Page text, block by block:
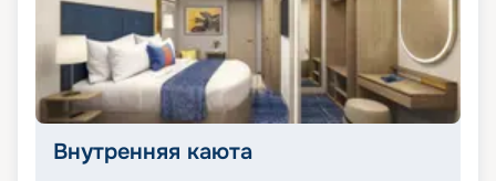
Внутренняя каюта